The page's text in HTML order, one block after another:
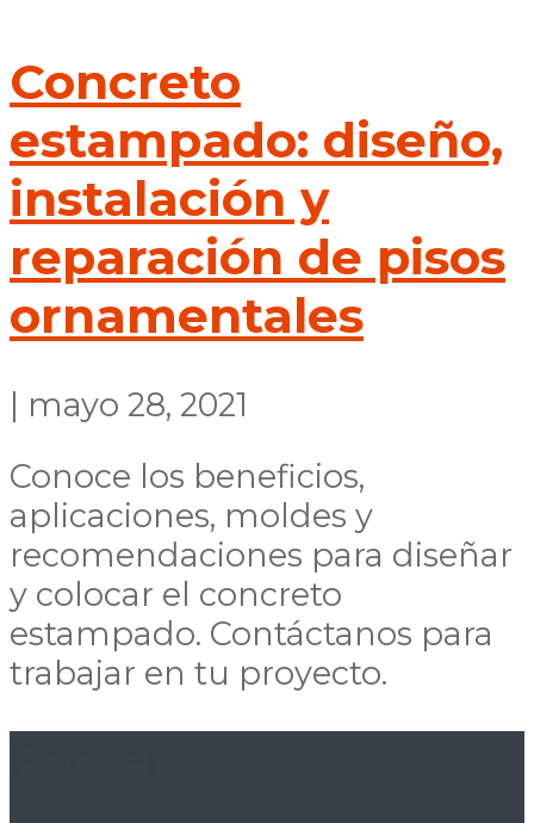
Concreto
estampado: diseño,
instalación y
reparación de pisos
ornamentales
| mayo 28, 2021
Conoce los beneficios,
aplicaciones, moldes y
recomendaciones para diseñar
y colocar el concreto
estampado. Contáctanos para
trabajar en tu proyecto.